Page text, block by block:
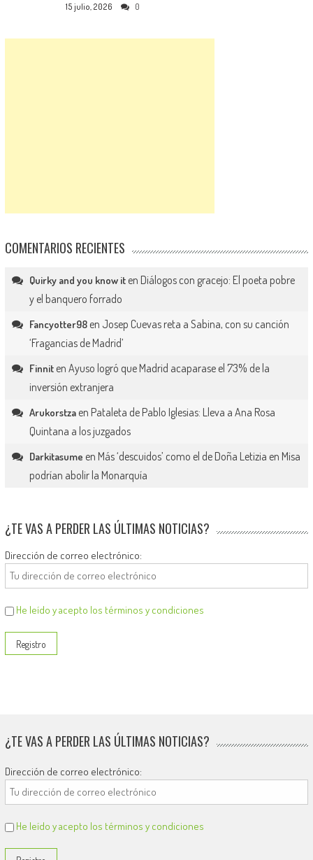
15 julio, 2026 0
COMENTARIOS RECIENTES
Quirky and you know iten Diálogos con gracejo: El poeta pobre
y el banquero forrado
Fancyotter98en Josep Cuevas reta a Sabina, con su canción
‘Fragancias de Madrid’
Finniten Ayuso logró que Madrid acaparase el 73% de la
inversión extranjera
Arukorstzaen Pataleta de Pablo Iglesias: Lleva a Ana Rosa
Quintana a los juzgados
Darkitasume en Más ‘descuidos’ como el de Doña Letizia en Misa
podrían abolir la Monarquía
¿TE VAS A PERDER LAS ÚLTIMAS NOTICIAS?
Dirección de correo electrónico:
He leído y acepto los términos y condiciones
¿TE VAS A PERDER LAS ÚLTIMAS NOTICIAS?
Dirección de correo electrónico:
He leído y acepto los términos y condiciones